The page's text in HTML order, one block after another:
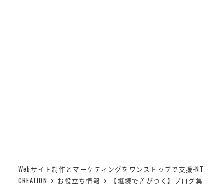
Webサイト制作とマーケティングをワンストップで支援-NT
CREATION
お役立ち情報
【継続で差がつく】ブログ集